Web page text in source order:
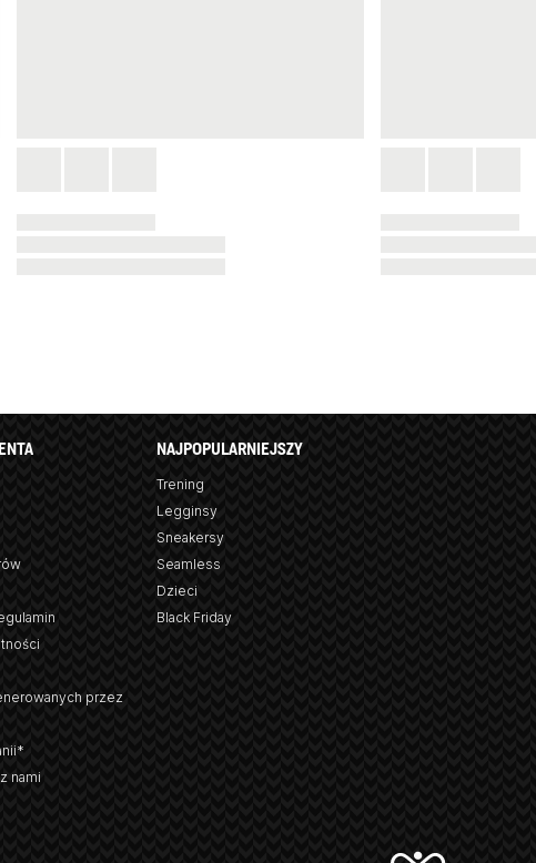
przez
nami
NAJPOPULARNIEJSZY
Trening
Legginsy
Sneakersy
Seamless
Dzieci
Black Friday